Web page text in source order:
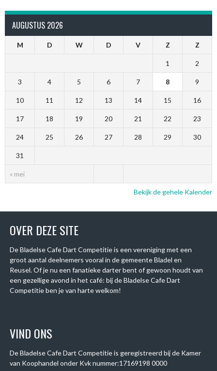
AUGUSTUS 2026
M D W D V Z Z
« mei
1 2
3 4 5 6 7 8 9
10 11 12 13 14 15 16
17 18 19 20 21 22 23
24 25 26 27 28 29 30
31
Bekijk de gehele Kalender
OVER DEZE SITE
De Bladelse Cafe Dart Competitie is een vereniging met een
groot aantal deelnemers vooral in de gemeente Bladel en
Reusel. Of je nu een fanatieke darter bent of gewoon houdt van
een gezellige avond in het café: bij de Bladelse Cafe Dart
Competitie ben je van harte welkom!
VIND ONS
De Bladelse Cafe Dart Competitie is geregistreerd bij de Kamer
van Koophandel onder Kvk nummer:17169198 0000